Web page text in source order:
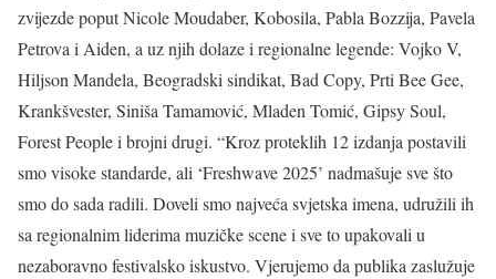
zvijezde poput Nicole Moudaber, Kobosila, Pabla Bozzija, Pavela
Petrova i Aiden, a uz njih dolaze i regionalne legende: Vojko V,
Hiljson Mandela, Beogradski sindikat, Bad Copy, Prti Bee Gee,
Krankšvester, Siniša Tamamović, Mladen Tomić, Gipsy Soul,
Forest People i brojni drugi. “Kroz proteklih 12 izdanja postavili
smo visoke standarde, ali ‘Freshwave 2025’ nadmašuje sve što
smo do sada radili. Doveli smo najveća svjetska imena, udružili ih
sa regionalnim liderima muzičke scene i sve to upakovali u
nezaboravno festivalsko iskustvo. Vjerujemo da publika zaslužuje